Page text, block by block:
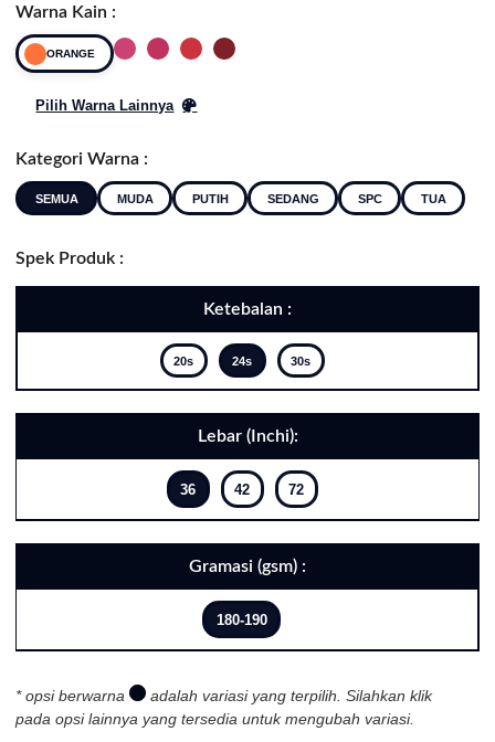
Warna Kain :
ORANGE
Pilih Warna Lainnya
Kategori Warna :
SEMUA MUDA PUTIH SEDANG SPC TUA
Spek Produk :
Ketebalan :
20s 24s 30s
Lebar (Inchi):
36 42 72
Gramasi (gsm) :
180-190
* opsi berwarna
adalah variasi yang terpilih. Silahkan klik
pada opsi lainnya yang tersedia untuk mengubah variasi.